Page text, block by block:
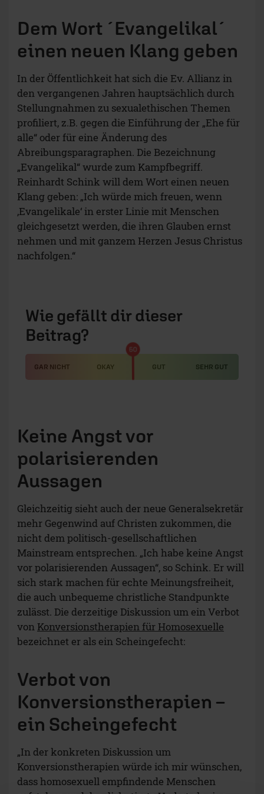
Dem Wort ´Evangelikal´
einen neuen Klang geben
In der Öffentlichkeit hat sich die Ev. Allianz in
den vergangenen Jahren hauptsächlich durch
Stellungnahmen zu sexualethischen Themen
profiliert, z.B. gegen die Einführung der „Ehe für
alle“ oder für eine Änderung des
Abreibungsparagraphen. Die Bezeichnung
„Evangelikal“ wurde zum Kampfbegriff.
Reinhardt Schink will dem Wort einen neuen
Klang geben: „Ich würde mich freuen, wenn
‚Evangelikale‘ in erster Linie mit Menschen
gleichgesetzt werden, die ihren Glauben ernst
nehmen und mit ganzem Herzen Jesus Christus
nachfolgen.“
Wie gefällt dir dieser
Beitrag?
GAR NICHT OKAY GUT SEHR GUT
50
Keine Angst vor
polarisierenden
Aussagen
Gleichzeitig sieht auch der neue Generalsekretär
mehr Gegenwind auf Christen zukommen, die
nicht dem politisch-gesellschaftlichen
Mainstream entsprechen. „Ich habe keine Angst
vor polarisierenden Aussagen“, so Schink. Er will
sich stark machen für echte Meinungsfreiheit,
die auch unbequeme christliche Standpunkte
zulässt. Die derzeitige Diskussion um ein Verbot
von Konversionstherapien für Homosexuelle
bezeichnet er als ein Scheingefecht:
Verbot von
Konversionstherapien –
ein Scheingefecht
„In der konkreten Diskussion um
Konversionstherapien würde ich mir wünschen,
dass homosexuell empfindende Menschen